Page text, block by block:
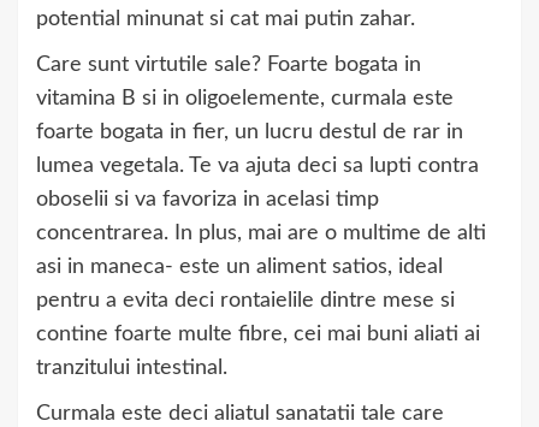
potential minunat si cat mai putin zahar.
Care sunt virtutile sale? Foarte bogata in
vitamina B si in oligoelemente, curmala este
foarte bogata in fier, un lucru destul de rar in
lumea vegetala. Te va ajuta deci sa lupti contra
oboselii si va favoriza in acelasi timp
concentrarea. In plus, mai are o multime de alti
asi in maneca- este un aliment satios, ideal
pentru a evita deci rontaielile dintre mese si
contine foarte multe fibre, cei mai buni aliati ai
tranzitului intestinal.
Curmala este deci aliatul sanatatii tale care